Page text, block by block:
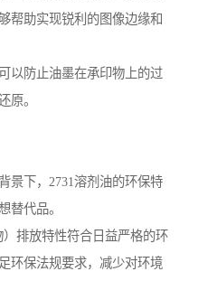
帮助实现锐利的图像边缘和
以防止油墨在承印物上的过
原。
景下，2731溶剂油的环保特
替代品。
排放特性符合日益严格的环
环保法规要求，减少对环境